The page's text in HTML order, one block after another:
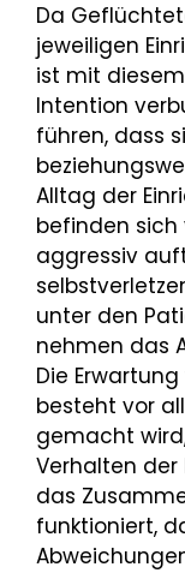
Da
jeweiligen
ist mit
Intention
führen, dass
Alltag der
befinden sich
aggressiv
unter den
nehmen das
Die
besteht vor
gemacht
Verhalten
das
funktioniert,